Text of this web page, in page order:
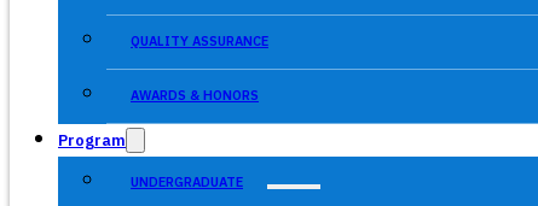
QUALITY ASSURANCE
AWARDS & HONORS
Program
UNDERGRADUATE